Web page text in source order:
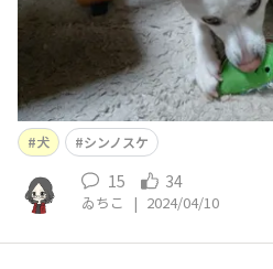
犬 シンノスケ
15 34
ゐちこ | 2024/04/10